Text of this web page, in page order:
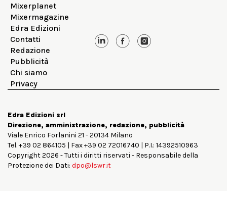
Mixerplanet
Mixermagazine
Edra Edizioni
Contatti
Redazione
Pubblicità
Chi siamo
Privacy
Edra Edizioni srl
Direzione, amministrazione, redazione, pubblicità
Viale Enrico Forlanini 21 - 20134 Milano
Tel. +39 02 864105 | Fax +39 02 72016740 | P.I.: 14392510963
Copyright 2026 - Tutti i diritti riservati - Responsabile della
Protezione dei Dati: dpo@lswr.it